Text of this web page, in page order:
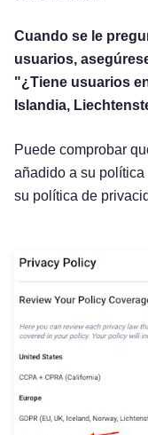
Cuando se le
usuarios,
"¿Tiene usuarios
Islandia,
Puede comprobar
añadido a su
su política de